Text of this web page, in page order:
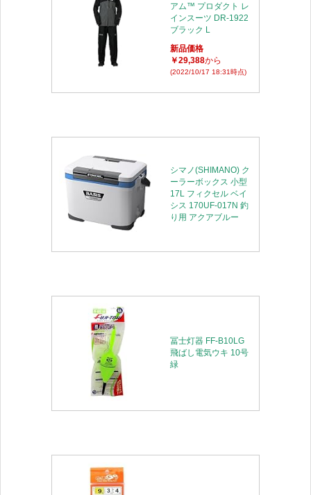
アム™ プロダクト レ
インスーツ DR-1922
ブラック L
新品価格
￥29,388から
(2022/10/17 18:31時点)
シマノ(SHIMANO) ク
ーラーボックス 小型
17L フィクセル ベイ
シス 170UF-017N 釣
り用 アクアブルー
冨士灯器 FF-B10LG
飛ばし電気ウキ 10号
緑